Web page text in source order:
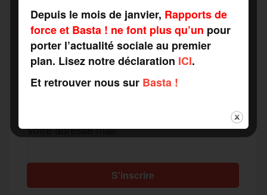
Votre adresse mail*
Depuis le mois de janvier, Rapports de
force et Basta ! ne font plus qu’un pour
porter l’actualité sociale au premier
plan. Lisez notre déclaration ICI.
Et retrouver nous sur Basta !